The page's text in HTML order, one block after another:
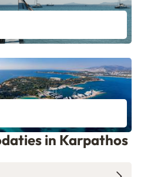
in Karpathos